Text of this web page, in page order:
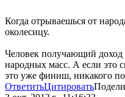
Когда отрываешься от
околесицу.
Человек получающий доход
народных масс. А если это
это уже финиш, никакого
ОтветитьЦитировать